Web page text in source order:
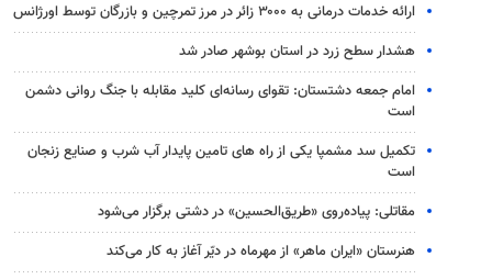
ارائه خدمات درمانی به ۳۰۰۰ زائر در مرز تمرچین و بازرگان توسط اورژانس
هشدار سطح زرد در استان بوشهر صادر شد
امام جمعه دشتستان: تقوای رسانه‌ای کلید مقابله با جنگ روانی دشمن
است
تکمیل سد مشمپا یکی از راه های تامین پایدار آب شرب و صنایع زنجان
است
مقاتلی: پیاده‌روی «طریق‌الحسین» در دشتی برگزار می‌شود
هنرستان «ایران ماهر» از مهرماه در دیّر آغاز به کار می‌کند